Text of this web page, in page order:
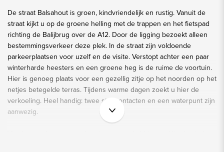
De straat Balsahout is groen, kindvriendelijk en rustig. Vanuit de
straat kijkt u op de groene helling met de trappen en het fietspad
richting de Balijbrug over de A12. Door de ligging bezoekt alleen
bestemmingsverkeer deze plek. In de straat zijn voldoende
parkeerplaatsen voor uzelf en de visite. Verstopt achter een paar
winterharde heesters en een groene heg is de ruime de voortuin.
Hier is genoeg plaats voor een gezellig zitje op het noorden op het
netjes betegelde terras. Tijdens warme dagen zoekt u hier de
verkoeling. Heel handig: twee stopcontacten en een waterpunt zijn
aanwezig.